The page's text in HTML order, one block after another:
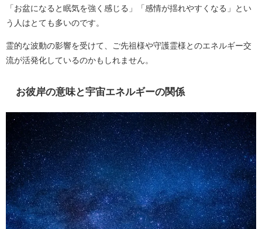
「お盆になると眠気を強く感じる」「感情が揺れやすくなる」とい
う人はとても多いのです。
霊的な波動の影響を受けて、ご先祖様や守護霊様とのエネルギー交
流が活発化しているのかもしれません。
お彼岸の意味と宇宙エネルギーの関係